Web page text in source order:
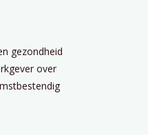
gezondheid
over